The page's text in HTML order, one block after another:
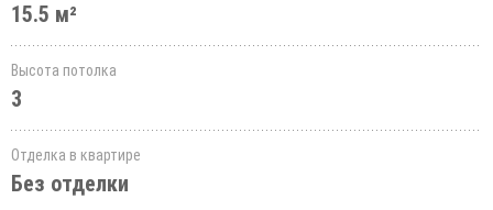
15.5 м²
Высота потолка
3
Отделка в квартире
Без отделки